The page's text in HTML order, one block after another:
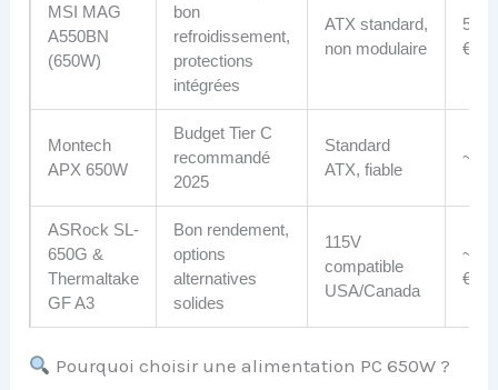
MSI MAG
A550BN
(650W)
bon
refroidissement,
protections
intégrées
ATX standard,
non modulaire
53 à
€
Montech
APX 650W
Budget Tier C
recommandé
2025
Standard
ATX, fiable
~65
ASRock SL-
650G &
Thermaltake
GF A3
Bon rendement,
options
alternatives
solides
115V
compatible
USA/Canada
€
Pourquoi choisir une alimentation PC 650W ?